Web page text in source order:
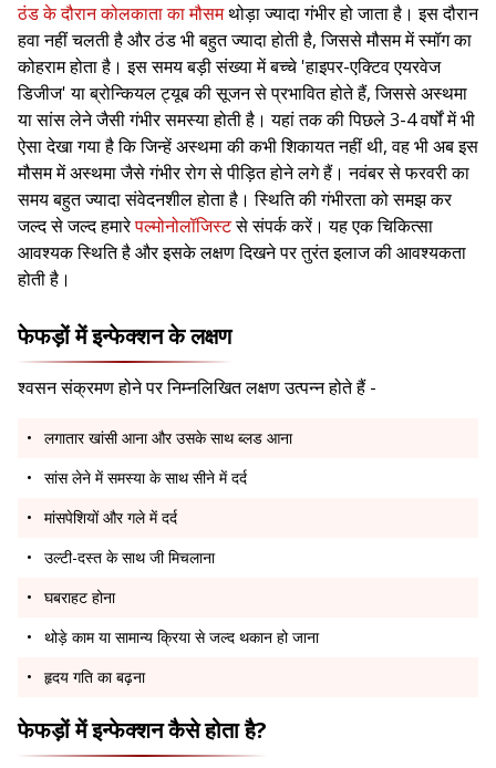
ठंड के दौरान कोलकाता का मौसमथोड़ा ज्यादा गंभीर हो जाता है। इस दौरान
हवा नहीं चलती है और ठंड भी बहुत ज्यादा होती है, जिससे मौसम में स्मॉग का
कोहराम होता है। इस समय बड़ी संख्या में बच्चे 'हाइपर-एक्टिव एयरवेज
डिजीज' या ब्रोन्कियल ट्यूब की सूजन से प्रभावित होते हैं, जिससे अस्थमा
या सांस लेने जैसी गंभीर समस्या होती है। यहां तक की पिछले 3-4 वर्षों में भी
ऐसा देखा गया है कि जिन्हें अस्थमा की कभी शिकायत नहीं थी, वह भी अब इस
मौसम में अस्थमा जैसे गंभीर रोग से पीड़ित होने लगे हैं। नवंबर से फरवरी का
समय बहुत ज्यादा संवेदनशील होता है। स्थिति की गंभीरता को समझ कर
जल्द से जल्द हमारेपल्मोनोलॉजिस्टसे संपर्क करें। यह एक चिकित्सा
आवश्यक स्थिति है और इसके लक्षण दिखने पर तुरंत इलाज की आवश्यकता
होती है।
फेफड़ों में इन्फेक्शन के लक्षण
श्वसन संक्रमण होने पर निम्नलिखित लक्षण उत्पन्न होते हैं -
लगातार खांसी आना और उसके साथ ब्लड आना
सांस लेने में समस्या के साथ सीने में दर्द
मांसपेशियों और गले में दर्द
उल्टी-दस्त के साथ जी मिचलाना
घबराहट होना
थोड़े काम या सामान्य क्रिया से जल्द थकान हो जाना
हृदय गति का बढ़ना
फेफड़ों में इन्फेक्शन कैसे होता है?